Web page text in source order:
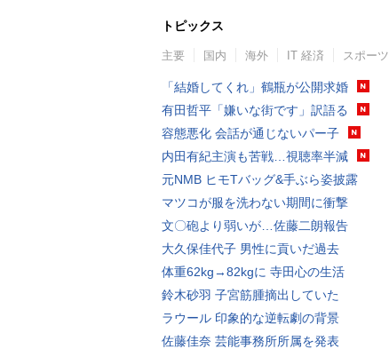
トピックス
主要 国内 海外 IT 経済 スポーツ
「結婚してくれ」鶴瓶が公開求婚
有田哲平「嫌いな街です」訳語る
容態悪化 会話が通じないパー子
内田有紀主演も苦戦…視聴率半減
元NMB ヒモTバッグ&手ぶら姿披露
マツコが服を洗わない期間に衝撃
文〇砲より弱いが…佐藤二朗報告
大久保佳代子 男性に貢いだ過去
体重62kg→82kgに 寺田心の生活
鈴木砂羽 子宮筋腫摘出していた
ラウール 印象的な逆転劇の背景
佐藤佳奈 芸能事務所所属を発表